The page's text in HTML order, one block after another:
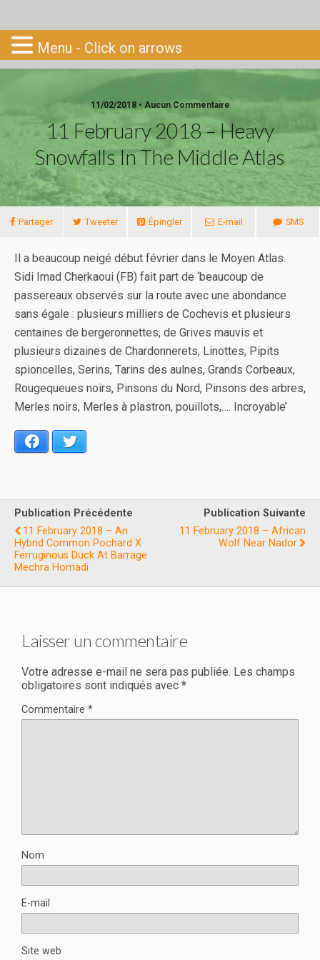
Go-South
11/02/2018 • Aucun Commentaire
11 February 2018 – Heavy
Snowfalls In The Middle Atlas
Partager Tweeter Épingler E-mail SMS
Il a beaucoup neigé début février dans le Moyen Atlas.
Sidi Imad Cherkaoui (FB) fait part de ‘beaucoup de
passereaux observés sur la route avec une abondance
sans égale : plusieurs milliers de Cochevis et plusieurs
centaines de bergeronnettes, de Grives mauvis et
plusieurs dizaines de Chardonnerets, Linottes, Pipits
spioncelles, Serins, Tarins des aulnes, Grands Corbeaux,
Rougequeues noirs, Pinsons du Nord, Pinsons des arbres,
Merles noirs, Merles à plastron, pouillots,…. Incroyable’
Facebook
Publication Précédente
11 February 2018 – An
Hybrid Common Pochard X
Ferruginous Duck At Barrage
Mechra Homadi
Publication Suivante
11 February 2018 – African
Wolf Near Nador
Laisser un commentaire
Votre adresse e-mail ne sera pas publiée. Les champs
obligatoires sont indiqués avec *
Commentaire *
Nom
E-mail
Site web
Menu - Click on arrows